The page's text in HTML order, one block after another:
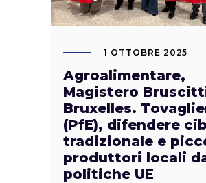
1 OTTOBRE 2025
Agroalimentare,
Magistero
Bruxelles.
(PfE), difendere
tradizionale e
produttori locali
politiche UE